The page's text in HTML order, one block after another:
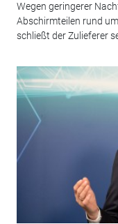
Wegen geringerer
Abschirmteilen rund
schließt der Zulieferer